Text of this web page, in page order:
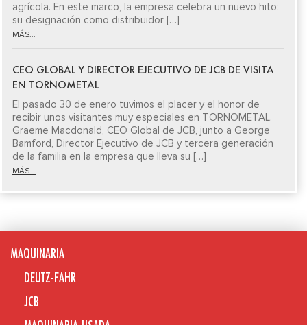
agrícola. En este marco, la empresa celebra un nuevo hito:
su designación como distribuidor […]
MÁS...
CEO GLOBAL Y DIRECTOR EJECUTIVO DE JCB DE VISITA
EN TORNOMETAL
El pasado 30 de enero tuvimos el placer y el honor de
recibir unos visitantes muy especiales en TORNOMETAL.
Graeme Macdonald, CEO Global de JCB, junto a George
Bamford, Director Ejecutivo de JCB y tercera generación
de la familia en la empresa que lleva su […]
MÁS...
MAQUINARIA
DEUTZ-FAHR
JCB